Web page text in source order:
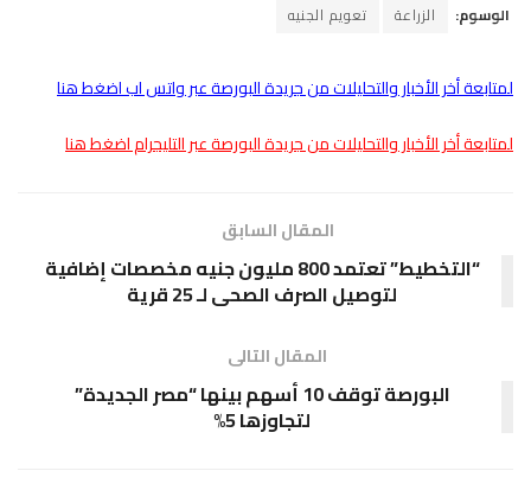
الوسوم: الزراعة تعويم الجنيه
لمتابعة أخر الأخبار والتحليلات من جريدة البورصة عبر واتس اب اضغط هنا
لمتابعة أخر الأخبار والتحليلات من جريدة البورصة عبر التليجرام اضغط هنا
المقال السابق
“التخطيط” تعتمد 800 مليون جنيه مخصصات إضافية
لتوصيل الصرف الصحى لـ 25 قرية
المقال التالى
البورصة توقف 10 أسهم بينها “مصر الجديدة”
لتجاوزها 5%